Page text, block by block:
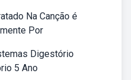
Na Canção é
Por
Digestório
5 Ano